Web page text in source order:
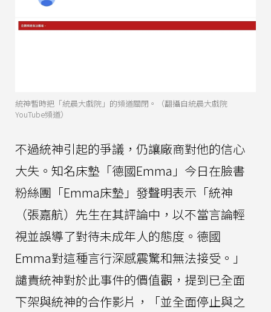
統神暫時把「統晨大戲院」的頻道關閉。（翻攝自統晨大戲院
YouTube頻道）
不過統神引起的爭議，仍讓廠商對他的信心
大失。知名床墊「德國Emma」今日在臉書
粉絲團「Emma床墊」發聲明表示「統神
（張嘉航）先生在其評論中，以不當言論輕
視並誤導了對待未成年人的態度。德國
Emma對這種言行深感震驚和無法接受。」
譴責統神對於此事件的價值觀，提到已全面
下架與統神的合作影片，「並全面停止與之